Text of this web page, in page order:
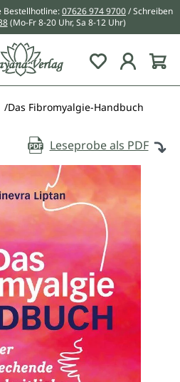
Bestellhotline:07626 974 9700/ Schreiben
(Mo-Fr 8-20 Uhr, Sa 8-12 Uhr)
Du hast 0
Das Fibromyalgie-Handbuch
Leseprobe als PDF